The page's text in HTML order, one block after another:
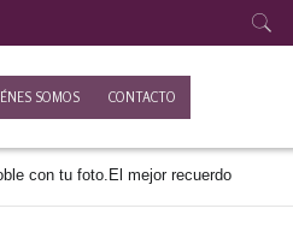
SOMOS CONTACTO
con tu foto.El mejor recuerdo